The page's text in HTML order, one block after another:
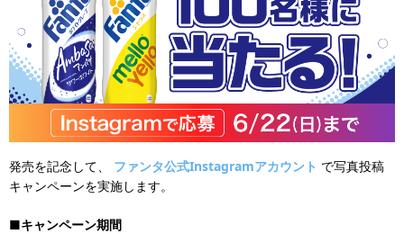
発売を記念して、 ファンタ公式Instagramアカウント で写真投稿
キャンペーンを実施します。
■キャンペーン期間